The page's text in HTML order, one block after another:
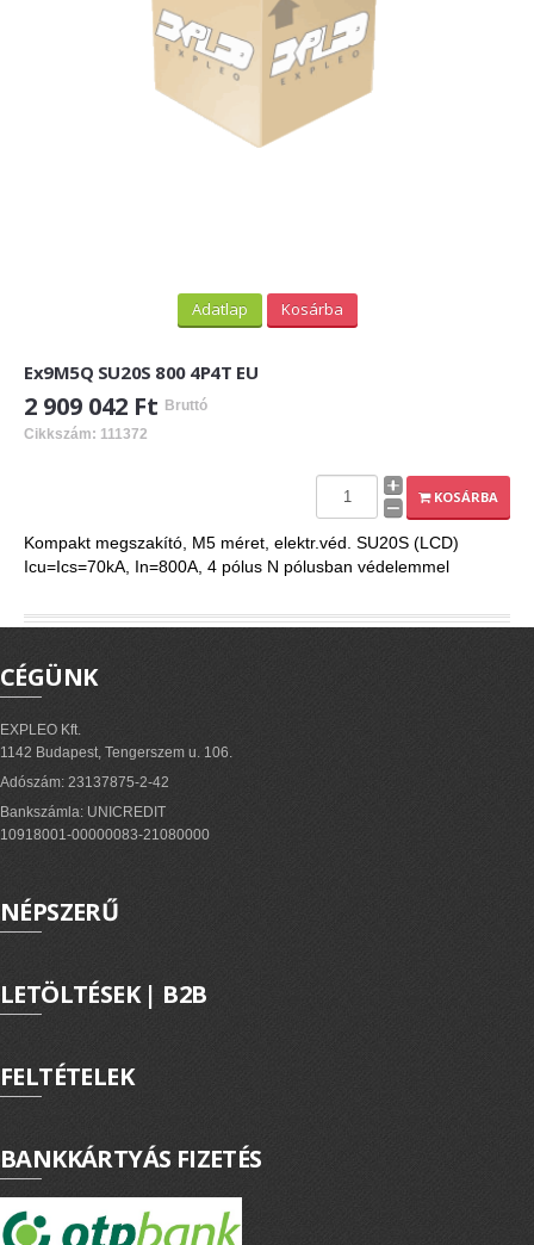
Adatlap Kosárba
Ex9M5Q SU20S 800 4P4T EU
2 909 042 Ft Bruttó
Cikkszám: 111372
KOSÁRBA
Kompakt megszakító, M5 méret, elektr.véd. SU20S (LCD)
Icu=Ics=70kA, In=800A, 4 pólus N pólusban védelemmel
CÉGÜNK
EXPLEO Kft.
1142 Budapest, Tengerszem u. 106.
Adószám: 23137875-2-42
Bankszámla: UNICREDIT
10918001-00000083-21080000
NÉPSZERŰ
LETÖLTÉSEK | B2B
FELTÉTELEK
BANKKÁRTYÁS FIZETÉS